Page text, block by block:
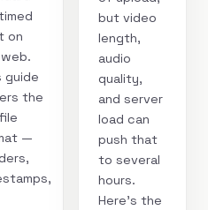
on
guide
the
—
but video
length,
audio
quality,
and server
load can
push that
to several
hours.
Here's the